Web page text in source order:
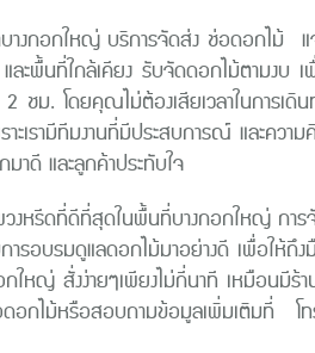
างกอกใหญ่ บริการจัดส่ง ช่อดอกไม้ แ
ะพื้นที่ใกล้เคียง รับจัดดอกไม้ตามงบ
ม. โดยคุณไม่ต้องเสียเวลาในการเดิ
รามีทีมงานที่มีประสบการณ์ และความ
าดี และลูกค้าประทับใจ
ที่สุดในพื้นที่บางกอกใหญ่ การจัด
รอบรมดูแลดอกไม้มาอย่างดี เพื่อให้
กใหญ่ สั่งง่ายๆเพียงไม่กี่นาที เหมือน
ดอกไม้หรือสอบถามข้อมูลเพิ่มเ